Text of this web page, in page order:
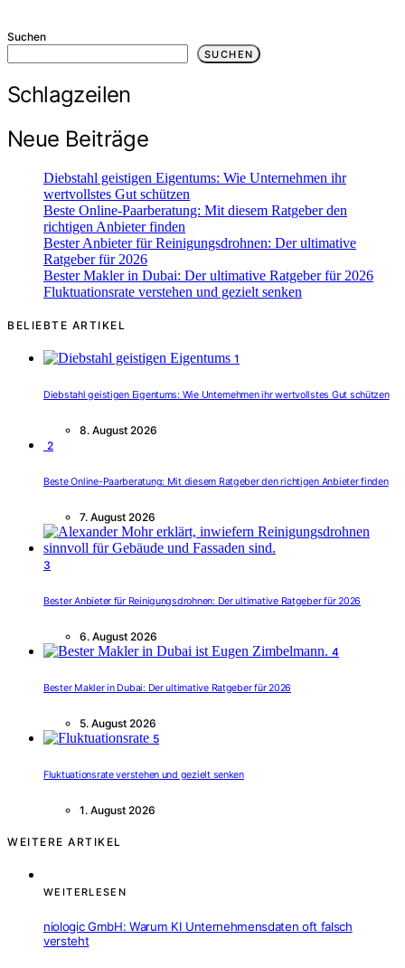
Suchen
SUCHEN
Schlagzeilen
Neue Beiträge
Diebstahl geistigen Eigentums: Wie Unternehmen ihr
wertvollstes Gut schützen
Beste Online-Paarberatung: Mit diesem Ratgeber den
richtigen Anbieter finden
Bester Anbieter für Reinigungsdrohnen: Der ultimative
Ratgeber für 2026
Bester Makler in Dubai: Der ultimative Ratgeber für 2026
Fluktuationsrate verstehen und gezielt senken
BELIEBTE ARTIKEL
1
Diebstahl geistigen Eigentums: Wie Unternehmen ihr wertvollstes Gut schützen
8. August 2026
2
Beste Online-Paarberatung: Mit diesem Ratgeber den richtigen Anbieter finden
7. August 2026
3
Bester Anbieter für Reinigungsdrohnen: Der ultimative Ratgeber für 2026
6. August 2026
4
Bester Makler in Dubai: Der ultimative Ratgeber für 2026
5. August 2026
5
Fluktuationsrate verstehen und gezielt senken
1. August 2026
WEITERE ARTIKEL
WEITERLESEN
niologic GmbH: Warum KI Unternehmensdaten oft falsch
versteht